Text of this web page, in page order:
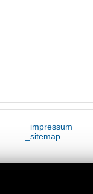
_impressum
_sitemap